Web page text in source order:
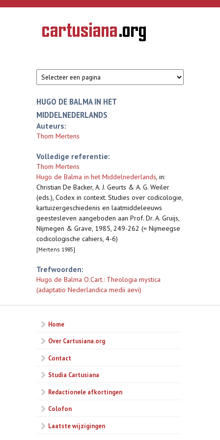
Overslaan en naar de inhoud gaan
CARTUSIANA
Geschiedenis
van de
HUGO DE BALMA IN HET
MIDDELNEDERLANDS
Auteurs:
Thom Mertens
Volledige referentie:
Thom Mertens
Hugo de Balma in het Middelnederlands, in:
Christian De Backer, A. J. Geurts & A. G. Weiler
(eds.), Codex in context. Studies over codicologie,
kartuizergeschiedenis en laatmiddeleeuws
geestesleven aangeboden aan Prof. Dr. A. Gruijs,
Nijmegen & Grave, 1985, 249-262 (= Nijmeegse
codicologische cahiers, 4-6)
[Mertens 1985]
Trefwoorden:
Hugo de Balma O.Cart.: Theologia mystica
(adaptatio Nederlandica medii aevi)
Home
Over Cartusiana.org
Contact
Studia Cartusiana
Redactionele afkortingen
Colofon
Laatste wijzigingen